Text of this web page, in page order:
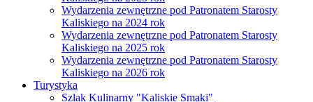
Wydarzenia zewnętrzne pod Patronatem Starosty
Kaliskiego na 2024 rok
Wydarzenia zewnętrzne pod Patronatem Starosty
Kaliskiego na 2025 rok
Wydarzenia zewnętrzne pod Patronatem Starosty
Kaliskiego na 2026 rok
Turystyka
Szlak Kulinarny "Kaliskie Smaki"